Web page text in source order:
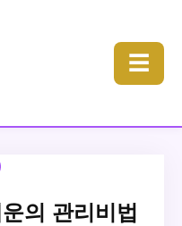
☰
의 관리비법